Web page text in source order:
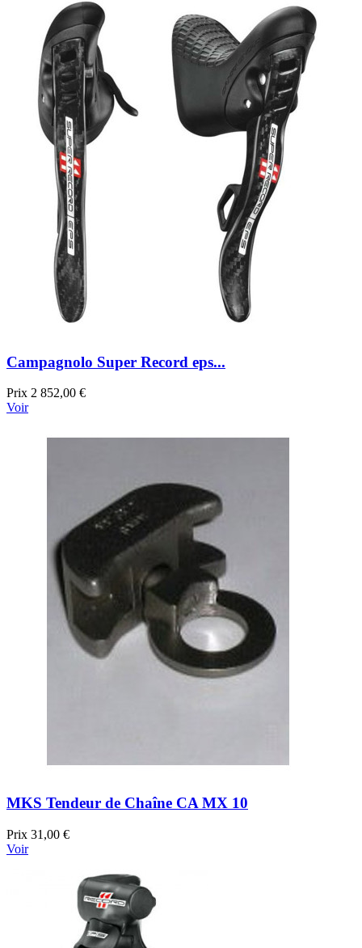
Campagnolo Super Record eps...
Prix 2 852,00 €
Voir
MKS Tendeur de Chaîne CA MX 10
Prix 31,00 €
Voir